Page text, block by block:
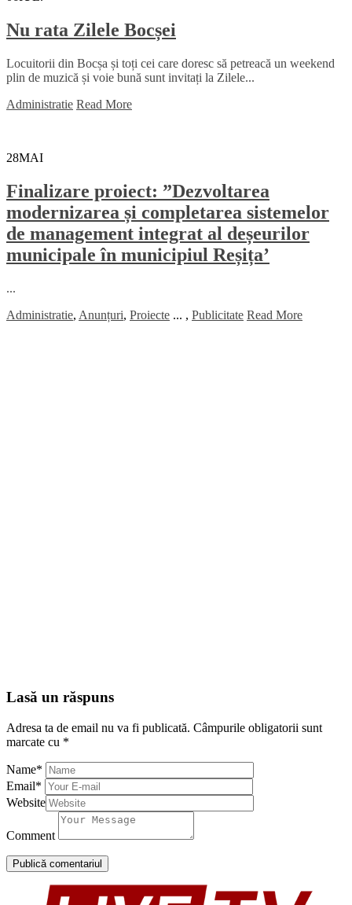
Nu rata Zilele Bocșei
Locuitorii din Bocșa și toți cei care doresc să petreacă un weekend
plin de muzică și voie bună sunt invitați la Zilele...
Administratie Read More
28MAI
Finalizare proiect: ”Dezvoltarea
modernizarea și completarea sistemelor
de management integrat al deșeurilor
municipale în municipiul Reșița’
...
Administratie, Anunțuri, Proiecte ... , Publicitate Read More
Lasă un răspuns
Adresa ta de email nu va fi publicată. Câmpurile obligatorii sunt
marcate cu *
Name*
Email*
Website
Comment